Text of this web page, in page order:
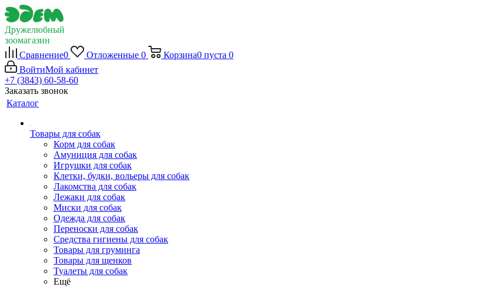
Дружелюбный
зоомагазин
Сравнение0 Отложенные 0 Корзина0 пуста 0
ВойтиМой кабинет
+7 (3843) 60-58-60
Заказать звонок
Каталог
Товары для собак
Корм для собак
Амуниция для собак
Игрушки для собак
Клетки, будки, вольеры для собак
Лакомства для собак
Лежаки для собак
Миски для собак
Одежда для собак
Переноски для собак
Средства гигиены для собак
Товары для груминга
Товары для щенков
Туалеты для собак
Ещё